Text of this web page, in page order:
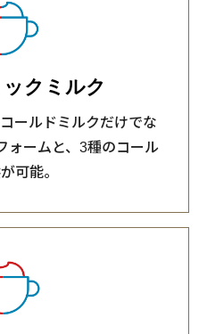
クミルク
ールドミルクだけでな
ォームと、3種のコール
可能。